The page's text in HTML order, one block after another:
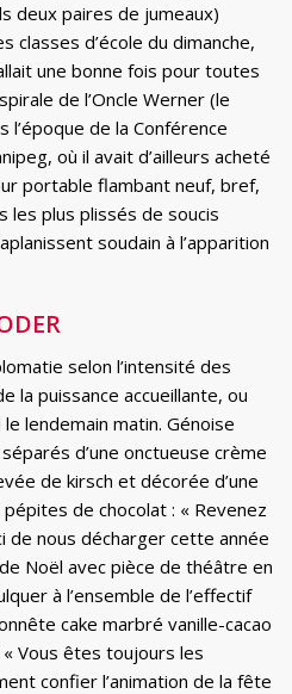
deux paires de jumeaux)
d’école du dimanche,
une bonne fois pour toutes
de l’Oncle Werner (le
de la Conférence
où il avait d’ailleurs acheté
portable flambant neuf, bref,
les plus plissés de soucis
soudain à l’apparition
selon l’intensité des
la puissance accueillante, ou
lendemain matin. Génoise
d’une onctueuse crème
de kirsch et décorée d’une
de chocolat : « Revenez
de nous décharger cette année
Noël avec pièce de théâtre en
à l’ensemble de l’effectif
cake marbré vanille-cacao
Vous êtes toujours les
confier l’animation de la fête